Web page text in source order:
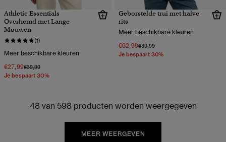
Athletic Essentials
Overhemd met Lange
Mouwen
(1)
Meer beschikbare kleuren
€27,99Prijs verlaagd van
€39,99naar
Je bespaart 30%
Geborstelde trui met halve
rits
Meer beschikbare kleuren
€62,99Prijs verlaagd van
€89,99naar
Je bespaart 30%
48 van 598 producten worden weergegeven
MEER WEERGEVEN